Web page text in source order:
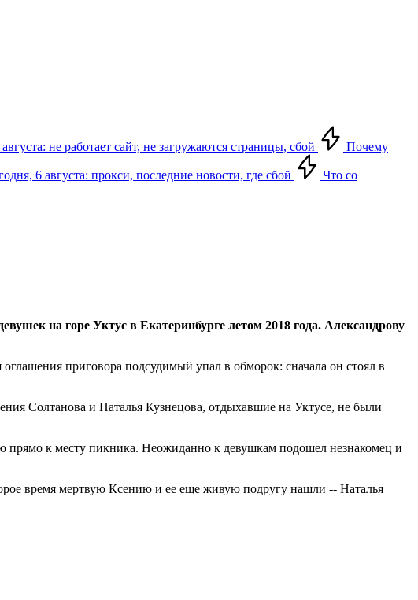
не работает сайт, не загружаются страницы, сбой Почему
6 августа: прокси, последние новости, где сбой
Что со
на горе Уктус в Екатеринбурге летом 2018 года. Александрову
приговора подсудимый упал в обморок: сначала он стоял в
Солтанова и Наталья Кузнецова, отдыхавшие на Уктусе, не были
прямо к месту пикника. Неожиданно к девушкам подошел незнакомец и
время мертвую Ксению и ее еще живую подругу нашли -- Наталья